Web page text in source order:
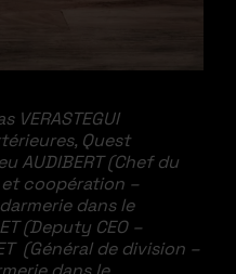
VERASTEGUI
Quest
AUDIBERT (Chef du
coopération –
dans le
(Deputy CEO –
(Général de division –